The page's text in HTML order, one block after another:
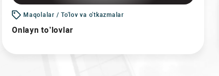
Maqolalar / To'lov va o'tkazmalar
Onlayn to’lovlar